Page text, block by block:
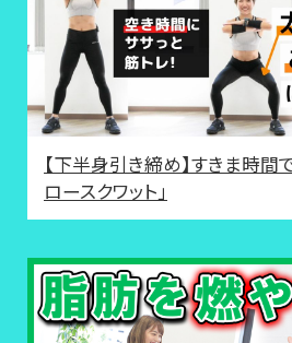
【下半身引き締め】すきま時間
ロースクワット」